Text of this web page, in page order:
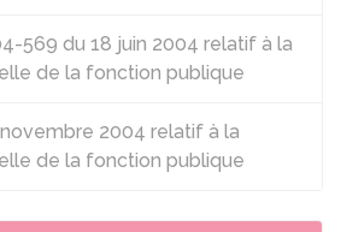
569 du 18 juin 2004 relatif à la
de la fonction publique
2004 relatif à la
de la fonction publique